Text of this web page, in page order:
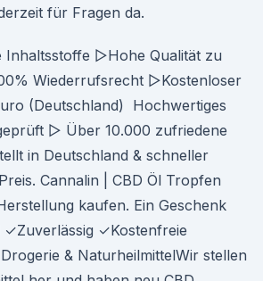
für Fragen da.
▻Hohe Qualität zu
Wiederrufsrecht ▻Kostenloser
(Deutschland) Hochwertiges
▷ Über 10.000 zufriedene
in Deutschland & schneller
Cannalin | CBD Öl Tropfen
kaufen. Ein Geschenk
✓Kostenfreie
& NaturheilmittelWir stellen